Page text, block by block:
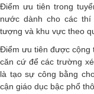
Điểm ưu tiên trong
nước dành cho các
tượng và khu vực theo
Điểm ưu tiên được cộng
căn cứ để các trường
là tạo sự công bằng
cận giáo dục bậc phổ